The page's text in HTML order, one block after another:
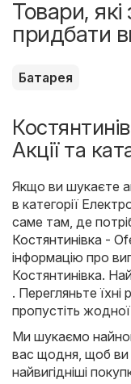
Товари,
придбати
Батарея
Акції та
Якщо ви шукаєте
в категорії
саме там, де
Костянтинівка -
інформацію про
Костянтинівка.
. Перегляньте їхні
пропустіть
Ми шукаємо
вас щодня, щоб
найвигідніші